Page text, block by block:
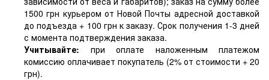
1500 грн курьером от Новой Почты адресной доставкой
до подъезда + 100 грн к заказу. Срок получения 1-3 дней
с момента подтверждения заказа.
Учитывайте: при оплате наложенным платежом
комиссию оплачивает покупатель (2% от стоимости + 20
грн).